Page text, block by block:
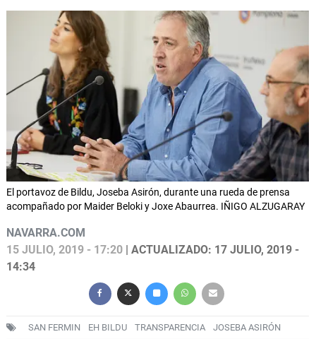
El portavoz de Bildu, Joseba Asirón, durante una rueda de prensa
acompañado por Maider Beloki y Joxe Abaurrea. IÑIGO ALZUGARAY
NAVARRA.COM
15 JULIO, 2019 - 17:20 | ACTUALIZADO: 17 JULIO, 2019 -
14:34
SAN FERMIN EH BILDU TRANSPARENCIA JOSEBA ASIRÓN